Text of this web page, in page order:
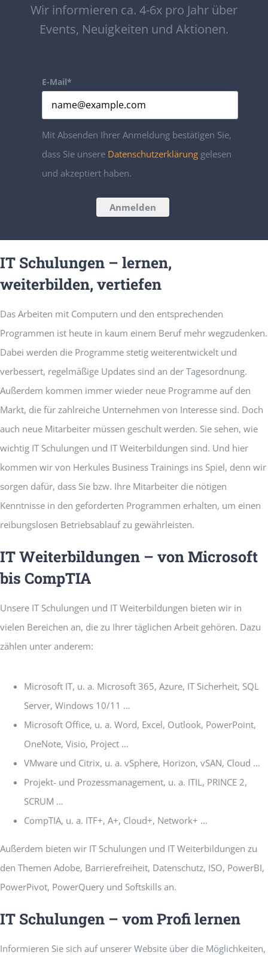
Wir informieren ca. 4-6x pro Jahr über
Events, Neuigkeiten und Aktionen.
E-Mail*
Mit Absenden Ihrer Anmeldung bestätigen Sie,
dass Sie unsere Datenschutzerklärung gelesen
und akzeptiert haben.
Anmelden
IT Schulungen – lernen,
weiterbilden, vertiefen
Das Arbeiten mit Computern und den entsprechenden
Programmen ist heute in kaum einem Beruf mehr wegzudenken.
Dabei werden die Programme stetig weiterentwickelt und
verbessert, regelmäßige Updates sind an der Tagesordnung.
Außerdem kommen immer wieder neue Programme auf den
Markt, die für zahlreiche Unternehmen von Interesse sind. Doch
auch neue Mitarbeiter müssen geschult werden. Sie sehen, wie
wichtig IT Schulungen und IT Weiterbildungen sind. Und hier
kommen wir von Herkules Business Trainings ins Spiel, denn wir
sorgen dafür, dass Sie bzw. Ihre Mitarbeiter die nötigen
Kenntnisse in den geforderten Programmen erhalten, um einen
reibungslosen Betriebsablauf zu gewährleisten.
IT Weiterbildungen – von Microsoft
bis CompTIA
Unsere IT Schulungen und IT Weiterbildungen bieten wir in
vielen Bereichen an, die zu Ihrer täglichen Arbeit gehören. Dazu
zählen unter anderem:
Microsoft IT, u. a. Microsoft 365, Azure, IT Sicherheit, SQL
Server, Windows 10/11 …
Microsoft Office, u. a. Word, Excel, Outlook, PowerPoint,
OneNote, Visio, Project …
VMware und Citrix, u. a. vSphere, Horizon, vSAN, Cloud …
Projekt- und Prozessmanagement, u. a. ITIL, PRINCE 2,
SCRUM …
CompTIA, u. a. ITF+, A+, Cloud+, Network+ …
Außerdem bieten wir IT Schulungen und IT Weiterbildungen zu
den Themen Adobe, Barrierefreiheit, Datenschutz, ISO, PowerBI,
PowerPivot, PowerQuery und Softskills an.
IT Schulungen – vom Profi lernen
Informieren Sie sich auf unserer Website über die Möglichkeiten,